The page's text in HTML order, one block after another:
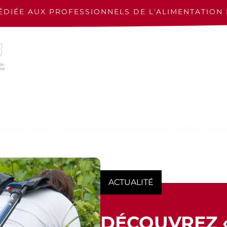
AUX PROFESSIONNELS DE
ACTUALITÉ